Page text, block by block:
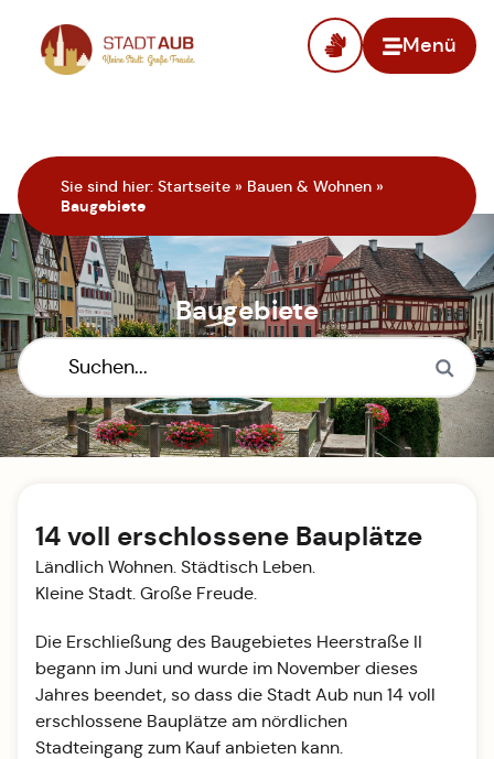
Menü
Sie sind hier: Startseite » Bauen & Wohnen »
Baugebiete
Baugebiete
14 voll erschlossene Bauplätze
Ländlich Wohnen. Städtisch Leben.
Kleine Stadt. Große Freude.
Die Erschließung des Baugebietes Heerstraße II
begann im Juni und wurde im November dieses
Jahres beendet, so dass die Stadt Aub nun 14 voll
erschlossene Bauplätze am nördlichen
Stadteingang zum Kauf anbieten kann.